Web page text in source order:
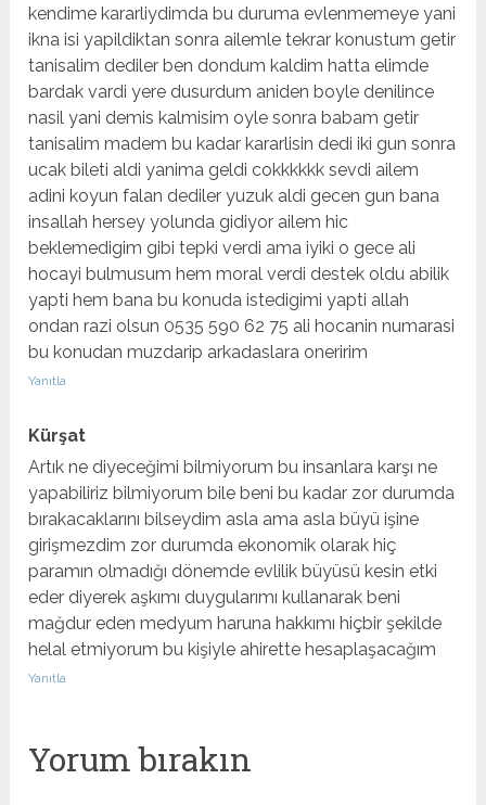
kendime kararliydimda bu duruma evlenmemeye yani
ikna isi yapildiktan sonra ailemle tekrar konustum getir
tanisalim dediler ben dondum kaldim hatta elimde
bardak vardi yere dusurdum aniden boyle denilince
nasil yani demis kalmisim oyle sonra babam getir
tanisalim madem bu kadar kararlisin dedi iki gun sonra
ucak bileti aldi yanima geldi cokkkkkk sevdi ailem
adini koyun falan dediler yuzuk aldi gecen gun bana
insallah hersey yolunda gidiyor ailem hic
beklemedigim gibi tepki verdi ama iyiki o gece ali
hocayi bulmusum hem moral verdi destek oldu abilik
yapti hem bana bu konuda istedigimi yapti allah
ondan razi olsun 0535 590 62 75 ali hocanin numarasi
bu konudan muzdarip arkadaslara oneririm
Yanıtla
Kürşat
Artık ne diyeceğimi bilmiyorum bu insanlara karşı ne
yapabiliriz bilmiyorum bile beni bu kadar zor durumda
bırakacaklarını bilseydim asla ama asla büyü işine
girişmezdim zor durumda ekonomik olarak hiç
paramın olmadığı dönemde evlilik büyüsü kesin etki
eder diyerek aşkımı duygularımı kullanarak beni
mağdur eden medyum haruna hakkımı hiçbir şekilde
helal etmiyorum bu kişiyle ahirette hesaplaşacağım
Yanıtla
Yorum bırakın